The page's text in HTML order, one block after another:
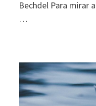
Bechdel Para mirar
…